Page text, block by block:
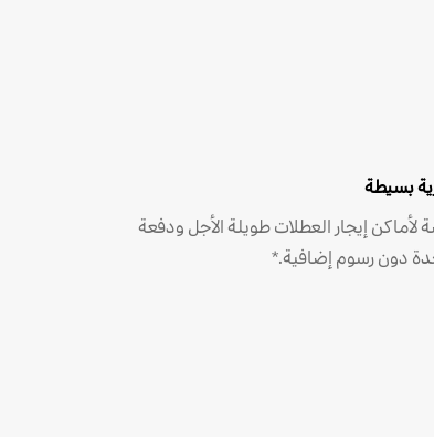
بسيطة
لأماكن إيجار العطلات طويلة الأجل ودفعة
دون رسوم إضافية.*